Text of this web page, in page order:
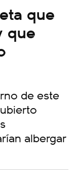
que
que
de este
albergar